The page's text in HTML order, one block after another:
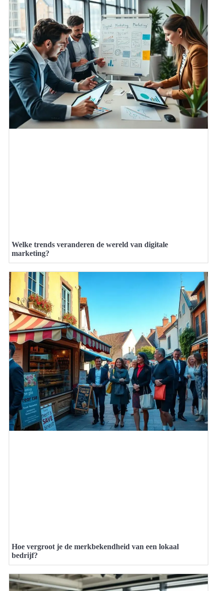
Welke trends veranderen de wereld van digitale
marketing?
Hoe vergroot je de merkbekendheid van een lokaal
bedrijf?